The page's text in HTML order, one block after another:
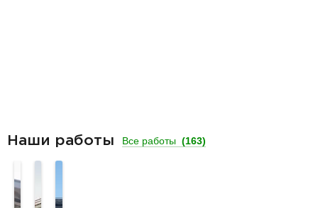
Наши работы Все работы (163)